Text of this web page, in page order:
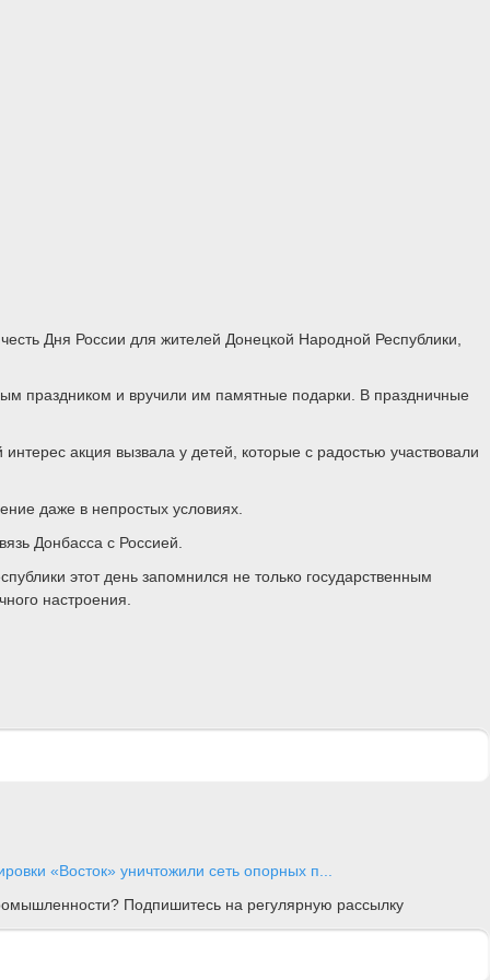
Дня России для жителей Донецкой Народной Республики,
праздником и вручили им памятные подарки. В праздничные
акция вызвала у детей, которые с радостью участвовали
даже в непростых условиях.
Донбасса с Россией.
этот день запомнился не только государственным
настроения.
«Восток» уничтожили сеть опорных п...
Подпишитесь на регулярную рассылку